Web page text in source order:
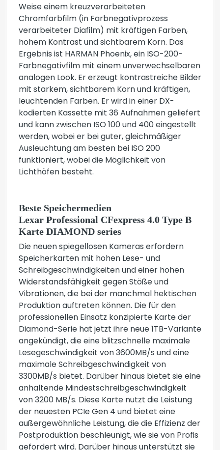
Weise einem kreuzverarbeiteten
Chromfarbfilm (in Farbnegativprozess
verarbeiteter Diafilm) mit kräftigen Farben,
hohem Kontrast und sichtbarem Korn. Das
Ergebnis ist HARMAN Phoenix, ein ISO-200-
Farbnegativfilm mit einem unverwechselbaren
analogen Look. Er erzeugt kontrastreiche Bilder
mit starkem, sichtbarem Korn und kräftigen,
leuchtenden Farben. Er wird in einer DX-
kodierten Kassette mit 36 Aufnahmen geliefert
und kann zwischen ISO 100 und 400 eingestellt
werden, wobei er bei guter, gleichmäßiger
Ausleuchtung am besten bei ISO 200
funktioniert, wobei die Möglichkeit von
Lichthöfen besteht.
Beste Speichermedien
Lexar Professional CFexpress 4.0 Type B
Karte DIAMOND series
Die neuen spiegellosen Kameras erfordern
Speicherkarten mit hohen Lese- und
Schreibgeschwindigkeiten und einer hohen
Widerstandsfähigkeit gegen Stöße und
Vibrationen, die bei der manchmal hektischen
Produktion auftreten können. Die für den
professionellen Einsatz konzipierte Karte der
Diamond-Serie hat jetzt ihre neue 1TB-Variante
angekündigt, die eine blitzschnelle maximale
Lesegeschwindigkeit von 3600MB/s und eine
maximale Schreibgeschwindigkeit von
3300MB/s bietet. Darüber hinaus bietet sie eine
anhaltende Mindestschreibgeschwindigkeit
von 3200 MB/s. Diese Karte nutzt die Leistung
der neuesten PCIe Gen 4 und bietet eine
außergewöhnliche Leistung, die die Effizienz der
Postproduktion beschleunigt, wie sie von Profis
gefordert wird. Darüber hinaus unterstützt sie